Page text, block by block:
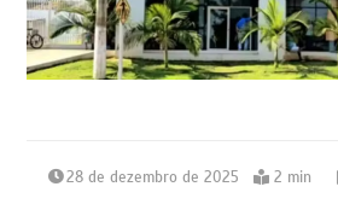
28 de dezembro de 2025 2 min